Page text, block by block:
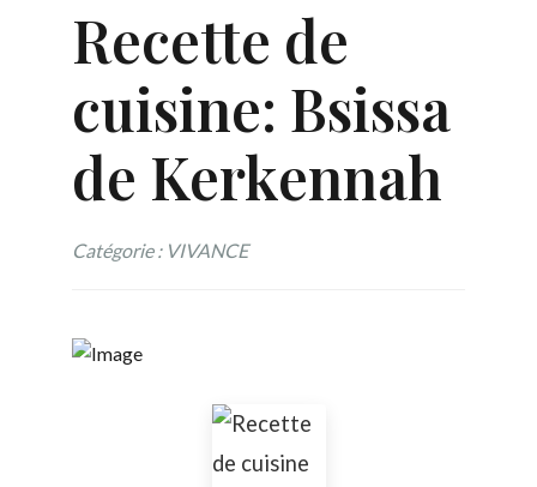
Recette de
cuisine: Bsissa
de Kerkennah
Catégorie : VIVANCE